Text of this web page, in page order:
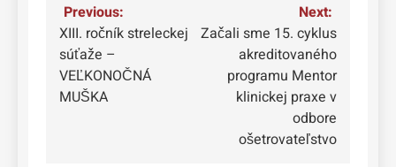
Navigácia
v
článku
Previous:
XIII. ročník streleckej
súťaže –
VEĽKONOČNÁ
MUŠKA
Next:
Začali sme 15. cyklus
akreditovaného
programu Mentor
klinickej praxe v
odbore
ošetrovateľstvo